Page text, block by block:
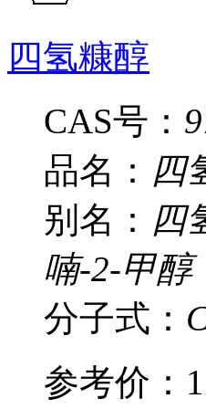
四氢糠醇
CAS号：
品名： 四
别名： 四
喃-2-甲醇
分子式：
参考价：